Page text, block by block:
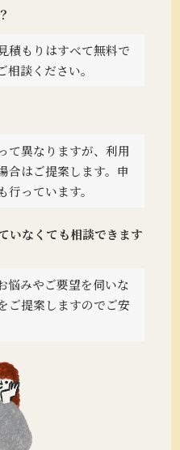
積もりはすべて無料で
談ください。
て異なりますが、利用
はご提案します。 申
っています。
いなくても相談できます
悩みやご要望を伺いな
ご提案しますのでご安